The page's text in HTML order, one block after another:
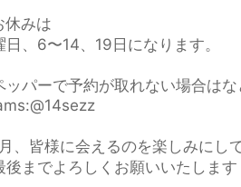
休みは
日、6〜14、19日になります。
ッパーで予約が取れない場合は
、皆様に会えるのを楽しみにし
後までよろしくお願いいたします